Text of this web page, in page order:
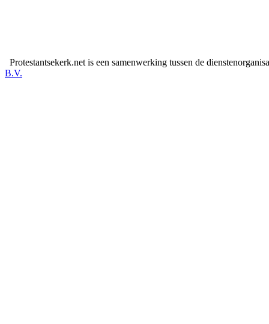
Protestantsekerk.net is een samenwerking tussen de
B.V.